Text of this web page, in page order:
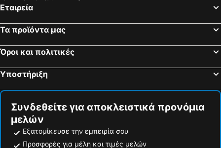
Galeria Kaufhof Marienplatz
Red Bull Arena
Salzburg Hauptbahnhof
5 Höfe
Τιτάνια
Χοφμπράουχάους του Μονάχου
Θέρμες του ΄Ερντινγκ
Lech-Zuers
Kitzsteinhorn
Sankt Moritz - Corviglia - Marguns
Theresienwiese
Karlsplatz - Stachus
U-Bahn
Εταιρεία
Τα προϊόντα μας
Όροι και πολιτικές
Υποστήριξη
Συνδεθείτε για αποκλειστικά προνόμια
μελών
Εξατομίκευσε την εμπειρία σου
Προσφορές για μέλη και τιμές μελών